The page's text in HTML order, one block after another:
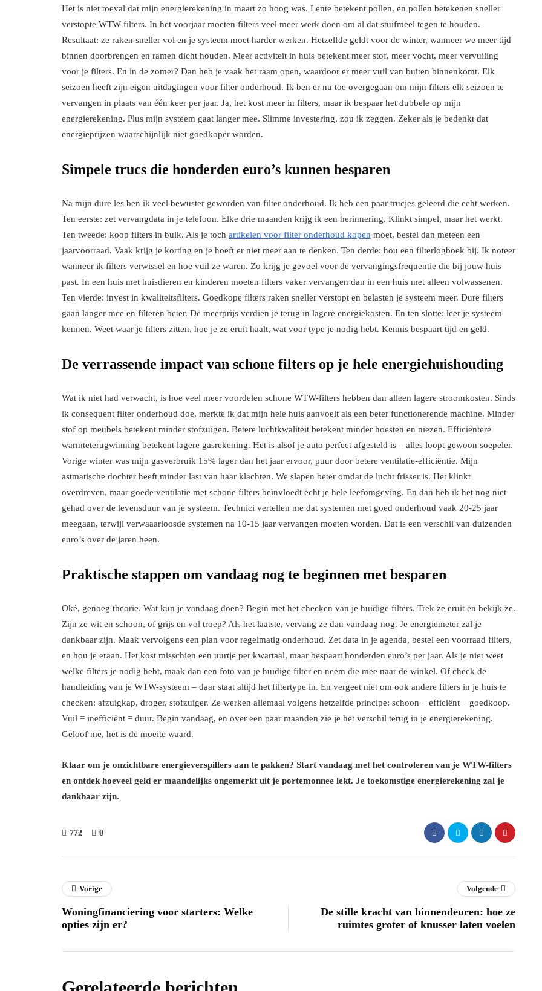
Het is niet toeval dat mijn energierekening in maart zo hoog was. Lente betekent pollen, en pollen betekenen sneller
verstopte WTW-filters. In het voorjaar moeten filters veel meer werk doen om al dat stuifmeel tegen te houden.
Resultaat: ze raken sneller vol en je systeem moet harder werken. Hetzelfde geldt voor de winter, wanneer we meer tijd
binnen doorbrengen en ramen dicht houden. Meer activiteit in huis betekent meer stof, meer vocht, meer vervuiling
voor je filters. En in de zomer? Dan heb je vaak het raam open, waardoor er meer vuil van buiten binnenkomt. Elk
seizoen heeft zijn eigen uitdagingen voor filter onderhoud. Ik ben er nu toe overgegaan om mijn filters elk seizoen te
vervangen in plaats van één keer per jaar. Ja, het kost meer in filters, maar ik bespaar het dubbele op mijn
energierekening. Plus mijn systeem gaat langer mee. Slimme investering, zou ik zeggen. Zeker als je bedenkt dat
energieprijzen waarschijnlijk niet goedkoper worden.
Simpele trucs die honderden euro’s kunnen besparen
Na mijn dure les ben ik veel bewuster geworden van filter onderhoud. Ik heb een paar trucjes geleerd die echt werken.
Ten eerste: zet vervangdata in je telefoon. Elke drie maanden krijg ik een herinnering. Klinkt simpel, maar het werkt.
Ten tweede: koop filters in bulk. Als je toch artikelen voor filter onderhoud kopen moet, bestel dan meteen een
jaarvoorraad. Vaak krijg je korting en je hoeft er niet meer aan te denken. Ten derde: hou een filterlogboek bij. Ik noteer
wanneer ik filters verwissel en hoe vuil ze waren. Zo krijg je gevoel voor de vervangingsfrequentie die bij jouw huis
past. In een huis met huisdieren en kinderen moeten filters vaker vervangen dan in een huis met alleen volwassenen.
Ten vierde: invest in kwaliteitsfilters. Goedkope filters raken sneller verstopt en belasten je systeem meer. Dure filters
gaan langer mee en filteren beter. De meerprijs verdien je terug in lagere energiekosten. En ten slotte: leer je systeem
kennen. Weet waar je filters zitten, hoe je ze eruit haalt, wat voor type je nodig hebt. Kennis bespaart tijd en geld.
De verrassende impact van schone filters op je hele energiehuishouding
Wat ik niet had verwacht, is hoe veel meer voordelen schone WTW-filters hebben dan alleen lagere stroomkosten. Sinds
ik consequent filter onderhoud doe, merkte ik dat mijn hele huis aanvoelt als een beter functionerende machine. Minder
stof op meubels betekent minder stofzuigen. Betere luchtkwaliteit betekent minder hoesten en niezen. Efficiëntere
warmteterugwinning betekent lagere gasrekening. Het is alsof je auto perfect afgesteld is – alles loopt gewoon soepeler.
Vorige winter was mijn gasverbruik 15% lager dan het jaar ervoor, puur door betere ventilatie-efficiëntie. Mijn
astmatische dochter heeft minder last van haar klachten. We slapen beter omdat de lucht frisser is. Het klinkt
overdreven, maar goede ventilatie met schone filters beïnvloedt echt je hele leefomgeving. En dan heb ik het nog niet
gehad over de levensduur van je systeem. Technici vertellen me dat systemen met goed onderhoud vaak 20-25 jaar
meegaan, terwijl verwaaarloosde systemen na 10-15 jaar vervangen moeten worden. Dat is een verschil van duizenden
euro’s over de jaren heen.
Praktische stappen om vandaag nog te beginnen met besparen
Oké, genoeg theorie. Wat kun je vandaag doen? Begin met het checken van je huidige filters. Trek ze eruit en bekijk ze.
Zijn ze wit en schoon, of grijs en vol troep? Als het laatste, vervang ze dan vandaag nog. Je energiemeter zal je
dankbaar zijn. Maak vervolgens een plan voor regelmatig onderhoud. Zet data in je agenda, bestel een voorraad filters,
en hou je eraan. Het kost misschien een uurtje per kwartaal, maar bespaart honderden euro’s per jaar. Als je niet weet
welke filters je nodig hebt, maak dan een foto van je huidige filter en neem die mee naar de winkel. Of check de
handleiding van je WTW-systeem – daar staat altijd het filtertype in. En vergeet niet om ook andere filters in je huis te
checken: afzuigkap, droger, stofzuiger. Ze werken allemaal volgens hetzelfde principe: schoon = efficiënt = goedkoop.
Vuil = inefficiënt = duur. Begin vandaag, en over een paar maanden zie je het verschil terug in je energierekening.
Geloof me, het is de moeite waard.
Klaar om je onzichtbare energieverspillers aan te pakken? Start vandaag met het controleren van je WTW-filters
en ontdek hoeveel geld er maandelijks ongemerkt uit je portemonnee lekt. Je toekomstige energierekening zal je
dankbaar zijn.
772 0
Vorige
Woningfinanciering voor starters: Welke
opties zijn er?
Volgende
De stille kracht van binnendeuren: hoe ze
ruimtes groter of knusser laten voelen